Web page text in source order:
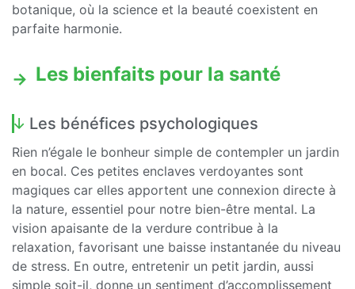
botanique, où la science et la beauté coexistent en
parfaite harmonie.
Les bienfaits pour la santé
Les bénéfices psychologiques
Rien n’égale le bonheur simple de contempler un jardin
en bocal. Ces petites enclaves verdoyantes sont
magiques car elles apportent une connexion directe à
la nature, essentiel pour notre bien-être mental. La
vision apaisante de la verdure contribue à la
relaxation, favorisant une baisse instantanée du niveau
de stress. En outre, entretenir un petit jardin, aussi
simple soit-il, donne un sentiment d’accomplissement